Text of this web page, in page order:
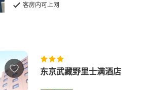
客房内可上网
东京武藏野里士满酒店